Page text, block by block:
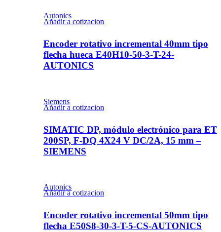
Autonics
Añadir a cotizacion
Encoder rotativo incremental 40mm tipo
flecha hueca E40H10-50-3-T-24-
AUTONICS
Siemens
Añadir a cotizacion
SIMATIC DP, módulo electrónico para ET
200SP, F-DQ 4X24 V DC/2A, 15 mm –
SIEMENS
Autonics
Añadir a cotizacion
Encoder rotativo incremental 50mm tipo
flecha E50S8-30-3-T-5-CS-AUTONICS